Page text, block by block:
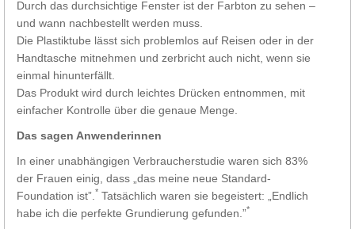
Durch das durchsichtige Fenster ist der Farbton zu sehen –
und wann nachbestellt werden muss.
Die Plastiktube lässt sich problemlos auf Reisen oder in der
Handtasche mitnehmen und zerbricht auch nicht, wenn sie
einmal hinunterfällt.
Das Produkt wird durch leichtes Drücken entnommen, mit
einfacher Kontrolle über die genaue Menge.
Das sagen Anwenderinnen
In einer unabhängigen Verbraucherstudie waren sich 83%
der Frauen einig, dass „das meine neue Standard-
Foundation ist”. * Tatsächlich waren sie begeistert: „Endlich
habe ich die perfekte Grundierung gefunden.”*